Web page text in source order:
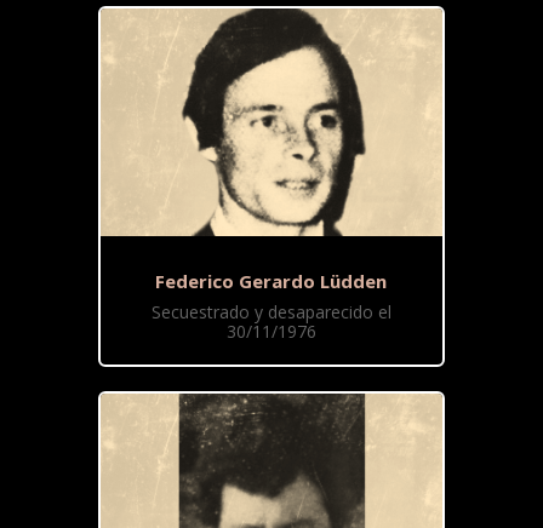
Federico Gerardo Lüdden
Secuestrado y desaparecido el
30/11/1976